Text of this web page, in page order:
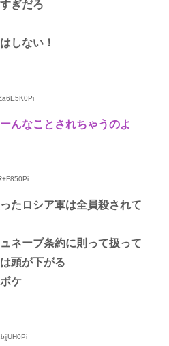
ぎだろ
しない！
んなことされちゃうのよ
たロシア軍は全員殺されて
ネーブ条約に則って扱って
頭が下がる
ケ